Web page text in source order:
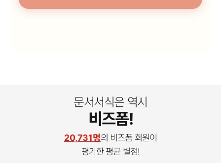
문서서식은 역시
비즈폼!
20,731명의 비즈폼 회원이
평가한 평균 별점!